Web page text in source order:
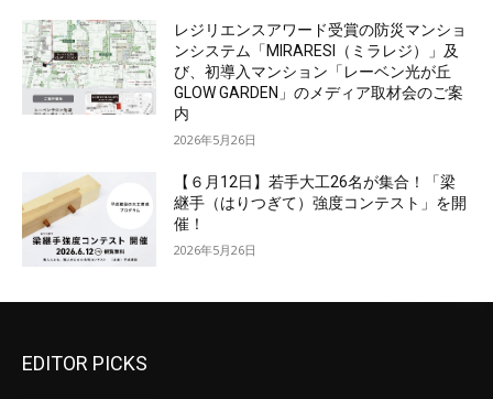
レジリエンスアワード受賞の防災マンショ
ンシステム「MIRARESI（ミラレジ）」及
び、初導入マンション「レーベン光が丘
GLOW GARDEN」のメディア取材会のご案
内
2026年5月26日
【６月12日】若手大工26名が集合！「梁
継手（はりつぎて）強度コンテスト」を開
催！
2026年5月26日
EDITOR PICKS